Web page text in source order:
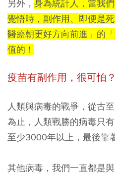
另外， 身為統計人，當我
覺悟時，副作用、即便是
醫療朝更好方向前進」的
值的！
疫苗有副作用，很可怕？
人類與病毒的戰爭，從古
為止，人類戰勝的病毒只
至少3000年以上，最後靠
其他病毒，我們一直都是與